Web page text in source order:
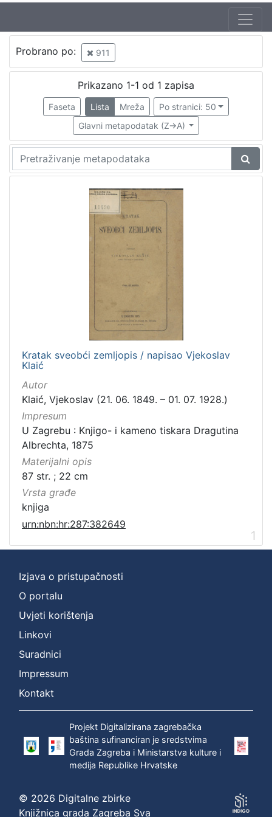
Probrano po: 911
Prikazano 1-1 od 1 zapisa
Faseta Lista Mreža
Po stranici: 50
Glavni metapodatak (Z->A)
Kratak sveobći zemljopis / napisao Vjekoslav
Klaić
Autor
Klaić, Vjekoslav (21. 06. 1849. – 01. 07. 1928.)
Impresum
U Zagrebu : Knjigo- i kameno tiskara Dragutina
Albrechta, 1875
Materijalni opis
87 str. ; 22 cm
Vrsta građe
knjiga
urn:nbn:hr:287:382649
1
Izjava o pristupačnosti
O portalu
Uvjeti korištenja
Linkovi
Suradnici
Impressum
Kontakt
Projekt Digitalizirana zagrebačka
baština sufinanciran je sredstvima
Grada Zagreba i Ministarstva kulture i
medija Republike Hrvatske
© 2026 Digitalne zbirke
Knjižnica grada Zagreba Sva